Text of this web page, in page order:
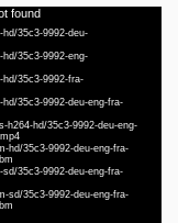
found
35c3-9992-deu-
35c3-9992-eng-
35c3-9992-fra-
35c3-9992-deu-eng-fra-
hd/35c3-9992-deu-eng-
hd/35c3-9992-deu-eng-fra-
35c3-9992-deu-eng-fra-
sd/35c3-9992-deu-eng-fra-
(mp4)
fra 1080p (mp4)
(webm)
(mp4)
(webm)